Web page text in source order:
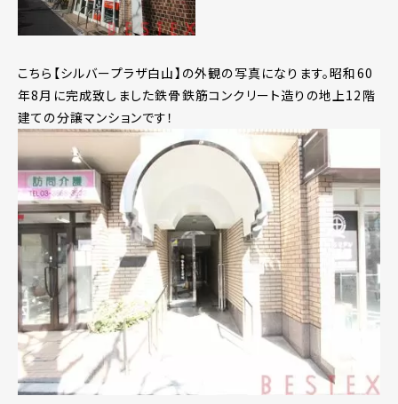
こちら【シルバープラザ白山】の外観の写真になります。昭和60
年8月に完成致しました鉄骨鉄筋コンクリート造りの地上12階
建ての分譲マンションです！